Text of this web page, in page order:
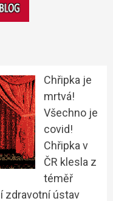
Chřipka je
mrtvá!
Všechno je
covid!
Chřipka v
ČR klesla z
téměř
zdravotní ústav